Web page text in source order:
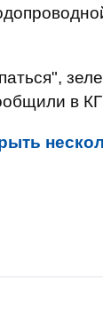
в